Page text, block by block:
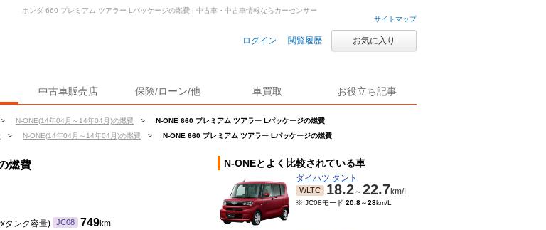
サイトマップ
ログイン 閲覧履歴 お気に入り
中古車販売店 保険/ローン/他 車買取 お役立ち記事
> N-ONE(14年04月～14年04月)の燃費 >
N-ONE 660 プレミアム ツアラー Lパッケージの燃費
> N-ONE(14年04月～14年04月)の燃費 > N-ONE 660 プレミアム ツアラー Lパッケージの燃費
ホンダ 660 プレミアム ツアラー Lパッケージの燃費 | 中古車・中古車情報ならカーセンサー
燃費
タンク容量) JC08 749km
N-ONEとよく比較されている車
ダイハツ タント
WLTC 18.2～22.7km/L
※ JC08モード 20.8～28km/L